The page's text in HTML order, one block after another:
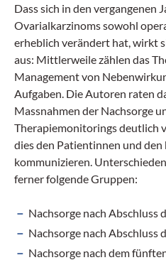
Dass sich in den vergangenen
Ovarialkarzinoms sowohl
erheblich verändert hat, wirkt
aus: Mittlerweile zählen das
Management von
Aufgaben. Die Autoren raten
Massnahmen der Nachsorge
Therapiemonitorings deutlich
dies den Patientinnen und
kommunizieren.
ferner folgende Gruppen:
Nachsorge nach Abschluss
Nachsorge nach Abschluss
Nachsorge nach dem